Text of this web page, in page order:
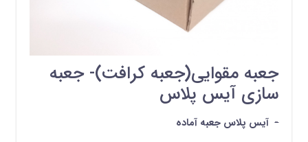
جعبه مقوایی(جعبه کرافت)- جعبه
سازی آیس پلاس
- آیس پلاس جعبه آماده